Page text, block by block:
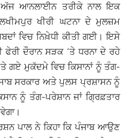
ਆਨਲਾਈਨ ਤਰੀਕੇ ਨਾਲ ਇਕ
ਖੀਰੀ ਘਟਨਾ ਦੇ ਮੁਲਜ਼ਮ
ਵਿਚ ਨਿਖ਼ੇਧੀ ਕੀਤੀ ਗਈ। ਇਸੇ
ਫੇਰੀ ਦੌਰਾਨ ਸੜਕ ‘ਤੇ ਧਰਨਾ ਦੇ ਰਹੇ
ਗਏ ਮੁਕੱਦਮੇ ਵਿਚ ਕਿਸਾਨਾਂ ਨੂੰ ਤੰਗ-
ਸਰਕਾਰ ਅਤੇ ਪੁਲਸ ਪ੍ਰਸ਼ਾਸਨ ਨੂੰ
ਨੂੰ ਤੰਗ-ਪਰੇਸ਼ਾਨ ਜਾਂ ਗ੍ਰਿਫ਼ਤਾਰ
ਪਾਲ ਨੇ ਕਿਹਾ ਕਿ ਪੰਜਾਬ ਆਉਣ